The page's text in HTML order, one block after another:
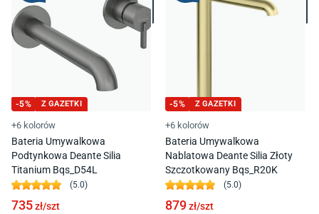
-5% Z GAZETKI
+6 kolorów
Bateria Umywalkowa
Podtynkowa Deante Silia
Titanium Bqs_D54L
(5.0)
735zł/szt
-5% Z GAZETKI
+6 kolorów
Bateria Umywalkowa
Nablatowa Deante Silia Złoty
Szczotkowany Bqs_R20K
(5.0)
879zł/szt